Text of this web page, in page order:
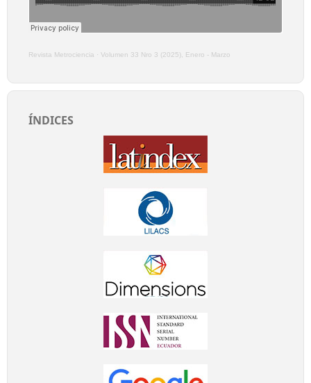
Revista Metrociencia · Volumen 33 Nro 3 (2025), Enero - Marzo
ÍNDICES